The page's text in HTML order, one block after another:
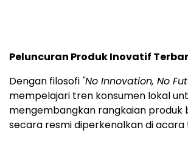
Peluncuran Produk Inovatif
Dengan filosofi "No Innovation, No
mempelajari tren konsumen lokal
mengembangkan rangkaian produk
secara resmi diperkenalkan di acara